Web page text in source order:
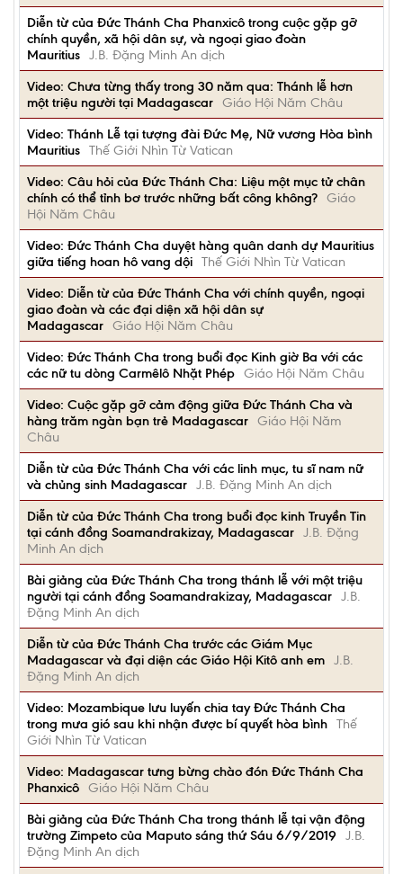
Diễn từ của Đức Thánh Cha Phanxicô trong cuộc gặp gỡ
chính quyền, xã hội dân sự, và ngoại giao đoàn
Mauritius J.B. Đặng Minh An dịch
Video: Chưa từng thấy trong 30 năm qua: Thánh lễ hơn
một triệu người tại Madagascar Giáo Hội Năm Châu
Video: Thánh Lễ tại tượng đài Đức Mẹ, Nữ vương Hòa bình
Mauritius Thế Giới Nhìn Từ Vatican
Video: Câu hỏi của Đức Thánh Cha: Liệu một mục tử chân
chính có thể tỉnh bơ trước những bất công không? Giáo
Hội Năm Châu
Video: Đức Thánh Cha duyệt hàng quân danh dự Mauritius
giữa tiếng hoan hô vang dội Thế Giới Nhìn Từ Vatican
Video: Diễn từ của Đức Thánh Cha với chính quyền, ngoại
giao đoàn và các đại diện xã hội dân sự
Madagascar Giáo Hội Năm Châu
Video: Đức Thánh Cha trong buổi đọc Kinh giờ Ba với các
các nữ tu dòng Carmêlô Nhặt Phép Giáo Hội Năm Châu
Video: Cuộc gặp gỡ cảm động giữa Đức Thánh Cha và
hàng trăm ngàn bạn trẻ Madagascar Giáo Hội Năm
Châu
Diễn từ của Đức Thánh Cha với các linh mục, tu sĩ nam nữ
và chủng sinh Madagascar J.B. Đặng Minh An dịch
Diễn từ của Đức Thánh Cha trong buổi đọc kinh Truyền Tin
tại cánh đồng Soamandrakizay, Madagascar J.B. Đặng
Minh An dịch
Bài giảng của Đức Thánh Cha trong thánh lễ với một triệu
người tại cánh đồng Soamandrakizay, Madagascar J.B.
Đặng Minh An dịch
Diễn từ của Đức Thánh Cha trước các Giám Mục
Madagascar và đại diện các Giáo Hội Kitô anh em J.B.
Đặng Minh An dịch
Video: Mozambique lưu luyến chia tay Đức Thánh Cha
trong mưa gió sau khi nhận được bí quyết hòa bình Thế
Giới Nhìn Từ Vatican
Video: Madagascar tưng bừng chào đón Đức Thánh Cha
Phanxicô Giáo Hội Năm Châu
Bài giảng của Đức Thánh Cha trong thánh lễ tại vận động
trường Zimpeto của Maputo sáng thứ Sáu 6/9/2019
J.B.
Đặng Minh An dịch